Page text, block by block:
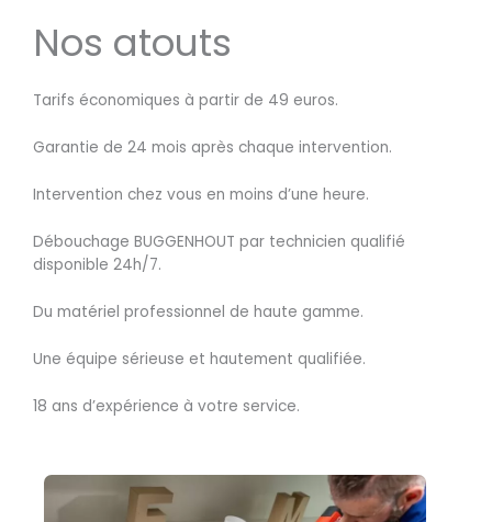
Nos atouts
Tarifs économiques à partir de 49 euros.
Garantie de 24 mois après chaque intervention.
Intervention chez vous en moins d’une heure.
Débouchage BUGGENHOUT par technicien qualifié
disponible 24h/7.
Du matériel professionnel de haute gamme.
Une équipe sérieuse et hautement qualifiée.
18 ans d’expérience à votre service.